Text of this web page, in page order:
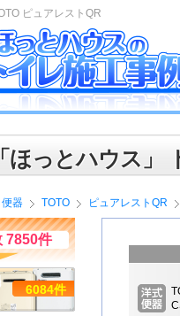
ピュアレストQR
「ほっとハウス」
便器 TOTO ピュアレストQR
7850件
6084件